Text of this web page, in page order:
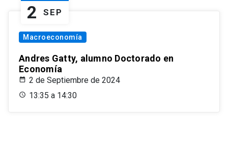
2 SEP
Macroeconomía
Andres Gatty, alumno Doctorado en
Economía
2 de Septiembre de 2024
13:35 a 14:30